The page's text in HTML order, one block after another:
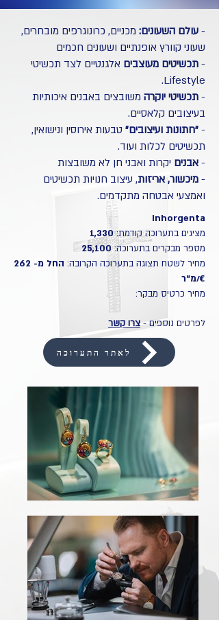
- עולם השעונים: מכניים, כרונוגרפים מובחרים,
שעוני קוורץ אופנתיים ושעונים חכמים
- תכשיטים מעוצבים אלגנטיים לצד תכשיטי
Lifestyle.
- תכשיטי יוקרה משובצים באבנים איכותיות
בעיצובים קלאסיים.
- "חתונות ועיצובים" טבעות אירוסין ונישואין,
תכשיטים לכלות ועוד.
- אבנים יקרות ואבני חן לא משובצות
- מיכשור, אריזות, עיצוב חנויות תכשיטים
ואמצעי אבטחה מתקדמים.
Inhorgenta
מציגים בתערוכה קודמת:1,330
מספר מבקרים בתערוכה:25,100
מחיר לשטח תצוגה בתערוכה הקרובה:
החל מ- 262
€/מ"ר
מחיר כרטיס מבקר:
לפרטים נוספים -צרו קשר
לאתר התערוכה